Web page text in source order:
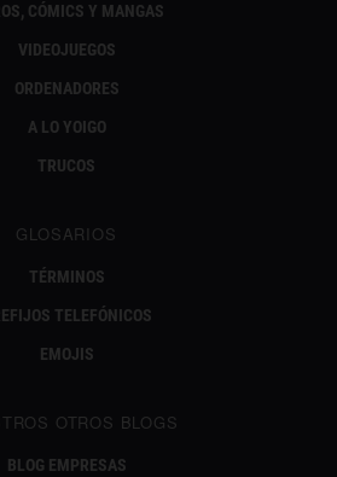
CÓMICS Y MANGAS
VIDEOJUEGOS
ORDENADORES
A LO YOIGO
TRUCOS
GLOSARIOS
TÉRMINOS
TELEFÓNICOS
EMOJIS
OTROS BLOGS
BLOG EMPRESAS